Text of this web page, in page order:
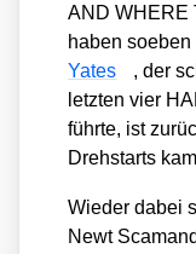
AND WHERE
haben
Yates
, der
letz­ten vier
führ­te, ist
Dreh­starts
Wie­der dabei
Newt